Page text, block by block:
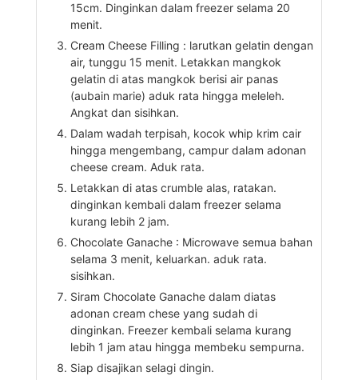
15cm. Dinginkan dalam freezer selama 20
menit.
Cream Cheese Filling : larutkan gelatin dengan
air, tunggu 15 menit. Letakkan mangkok
gelatin di atas mangkok berisi air panas
(aubain marie) aduk rata hingga meleleh.
Angkat dan sisihkan.
Dalam wadah terpisah, kocok whip krim cair
hingga mengembang, campur dalam adonan
cheese cream. Aduk rata.
Letakkan di atas crumble alas, ratakan.
dinginkan kembali dalam freezer selama
kurang lebih 2 jam.
Chocolate Ganache : Microwave semua bahan
selama 3 menit, keluarkan. aduk rata.
sisihkan.
Siram Chocolate Ganache dalam diatas
adonan cream chese yang sudah di
dinginkan. Freezer kembali selama kurang
lebih 1 jam atau hingga membeku sempurna.
Siap disajikan selagi dingin.